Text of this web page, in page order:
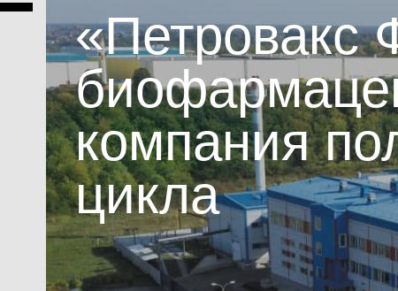
компания
цикла